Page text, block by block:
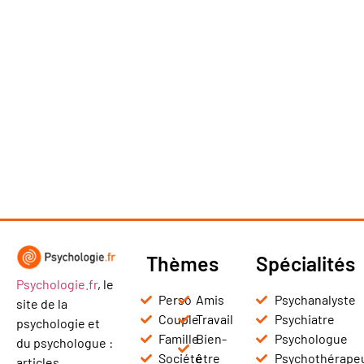
Psychologie.fr, le
site de la
psychologie et
du psychologue :
Thèmes
Perso
Couple
Famille
Société
Amis
Travail
Bien-
être
Spécialités
Psychanalyste
Psychiatre
Psychologue